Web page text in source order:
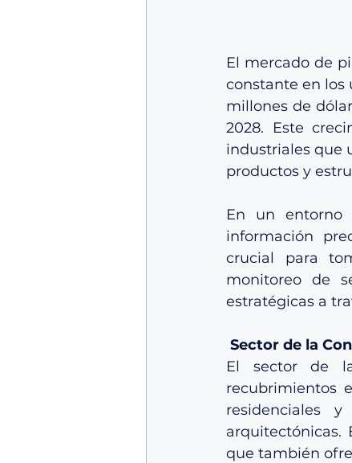
El mercado de
constante en los
millones de
2028. Este
industriales que
productos y
En un entorno
información
crucial para
monitoreo de
estratégicas a
Sector de la
El sector de
recubrimientos
residenciales
arquitectónicas.
que también